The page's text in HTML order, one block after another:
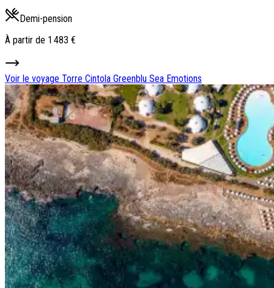
Demi-pension
À partir de 1 483 €
Voir le voyage Torre Cintola Greenblu Sea Emotions